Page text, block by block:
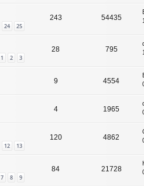
24 25
243 54435
1 2 3
28 795
9 4554
4 1965
12 13
120 4862
7 8 9
84 21728